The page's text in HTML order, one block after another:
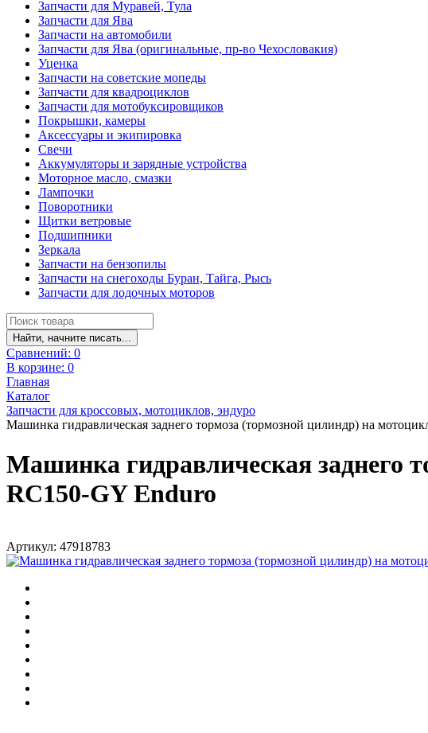
Запчасти для Муравей, Тула
Запчасти для Ява
Запчасти на автомобили
Запчасти для Ява (оригинальные, пр-во Чехословакия)
Уценка
Запчасти на советские мопеды
Запчасти для квадроциклов
Запчасти для мотобуксировщиков
Покрышки, камеры
Аксессуары и экипировка
Свечи
Аккумуляторы и зарядные устройства
Моторное масло, смазки
Лампочки
Поворотники
Щитки ветровые
Подшипники
Зеркала
Запчасти на бензопилы
Запчасти на снегоходы Буран, Тайга, Рысь
Запчасти для лодочных моторов
Найти, начните писать...
Сравнений: 0
В корзине: 0
Главная
Каталог
Запчасти для кроссовых, мотоциклов, эндуро
Машинка гидравлическая заднего тормоза (тормозной цилиндр) на
Машинка гидравлическая заднего
RC150-GY Enduro
Артикул: 47918783